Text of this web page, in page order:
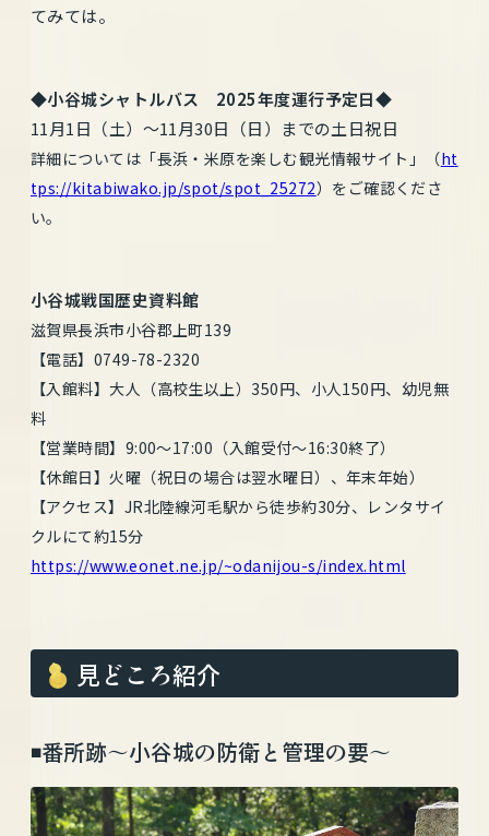
てみては。
◆小谷城シャトルバス 2025年度運行予定日◆
11月1日（土）～11月30日（日）までの土日祝日
詳細については「長浜・米原を楽しむ観光情報サイト」（ht
tps://kitabiwako.jp/spot/spot_25272）をご確認くださ
い。
小谷城戦国歴史資料館
滋賀県長浜市小谷郡上町139
【電話】0749-78-2320
【入館料】大人（高校生以上）350円、小人150円、幼児無
料
【営業時間】9:00～17:00（入館受付～16:30終了）
【休館日】火曜（祝日の場合は翌水曜日）、年末年始）
【アクセス】JR北陸線河毛駅から徒歩約30分、レンタサイ
クルにて約15分
https://www.eonet.ne.jp/~odanijou-s/index.html
見どころ紹介
◾️番所跡〜小谷城の防衛と管理の要〜